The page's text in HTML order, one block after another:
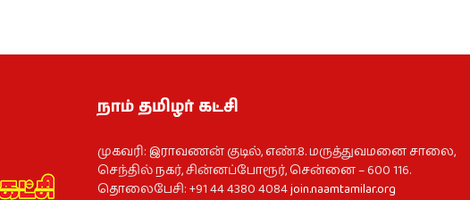
நாம் தமிழர் கட்சி
முகவரி: இராவணன் குடில், எண்.8. மருத்துவமனை சாலை,
செந்தில் நகர், சின்னப்போரூர், சென்னை – 600 116.
தொலைபேசி: +91 44 4380 4084join.naamtamilar.org